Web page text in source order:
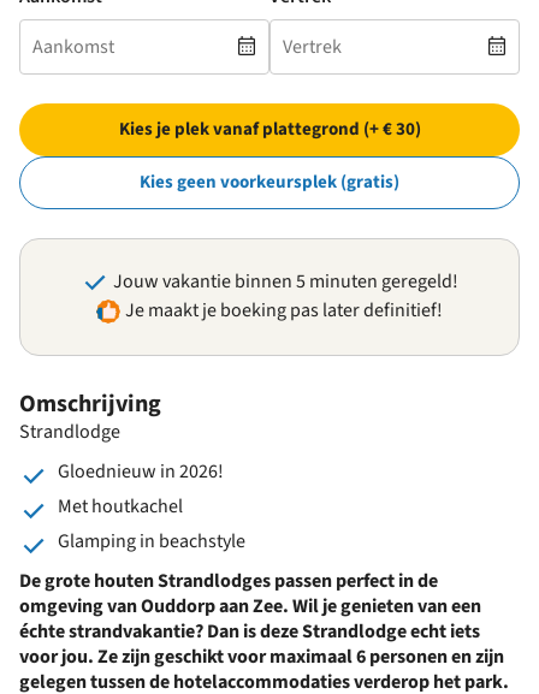
Omschrijving
Strandlodge
Gloednieuw in 2026!
Met houtkachel
Glamping in beachstyle
De grote houten Strandlodges passen perfect in de
omgeving van Ouddorp aan Zee. Wil je genieten van een
échte strandvakantie? Dan is deze Strandlodge echt iets
voor jou. Ze zijn geschikt voor maximaal 6 personen en zijn
gelegen tussen de hotelaccommodaties verderop het park.
Kies je plek vanaf plattegrond (+ € 30)
Kies geen voorkeursplek (gratis)
Jouw vakantie binnen 5 minuten geregeld!
Je maakt je boeking pas later definitief!